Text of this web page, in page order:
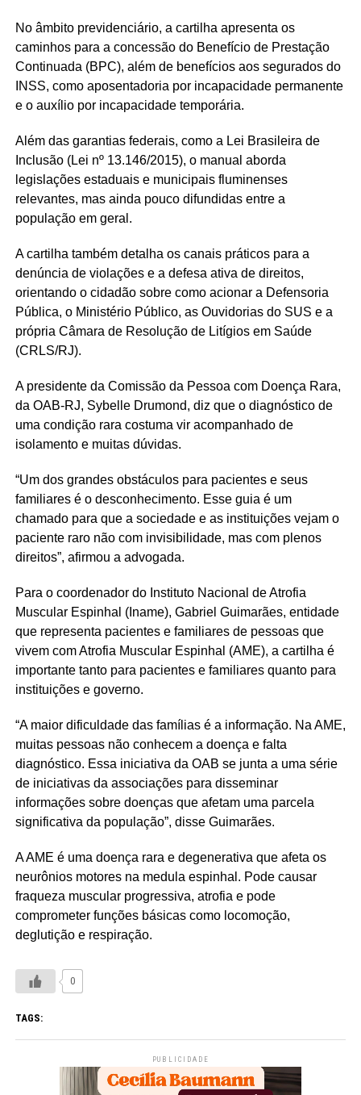
No âmbito previdenciário, a cartilha apresenta os
caminhos para a concessão do Benefício de Prestação
Continuada (BPC), além de benefícios aos segurados do
INSS, como aposentadoria por incapacidade permanente
e o auxílio por incapacidade temporária.
Além das garantias federais, como a Lei Brasileira de
Inclusão (Lei nº 13.146/2015), o manual aborda
legislações estaduais e municipais fluminenses
relevantes, mas ainda pouco difundidas entre a
população em geral.
A cartilha também detalha os canais práticos para a
denúncia de violações e a defesa ativa de direitos,
orientando o cidadão sobre como acionar a Defensoria
Pública, o Ministério Público, as Ouvidorias do SUS e a
própria Câmara de Resolução de Litígios em Saúde
(CRLS/RJ).
A presidente da Comissão da Pessoa com Doença Rara,
da OAB-RJ, Sybelle Drumond, diz que o diagnóstico de
uma condição rara costuma vir acompanhado de
isolamento e muitas dúvidas.
“Um dos grandes obstáculos para pacientes e seus
familiares é o desconhecimento. Esse guia é um
chamado para que a sociedade e as instituições vejam o
paciente raro não com invisibilidade, mas com plenos
direitos”, afirmou a advogada.
Para o coordenador do Instituto Nacional de Atrofia
Muscular Espinhal (Iname), Gabriel Guimarães, entidade
que representa pacientes e familiares de pessoas que
vivem com Atrofia Muscular Espinhal (AME), a cartilha é
importante tanto para pacientes e familiares quanto para
instituições e governo.
“A maior dificuldade das famílias é a informação. Na AME,
muitas pessoas não conhecem a doença e falta
diagnóstico. Essa iniciativa da OAB se junta a uma série
de iniciativas da associações para disseminar
informações sobre doenças que afetam uma parcela
significativa da população”, disse Guimarães.
A AME é uma doença rara e degenerativa que afeta os
neurônios motores na medula espinhal. Pode causar
fraqueza muscular progressiva, atrofia e pode
comprometer funções básicas como locomoção,
deglutição e respiração.
0
TAGS:
PUBLICIDADE